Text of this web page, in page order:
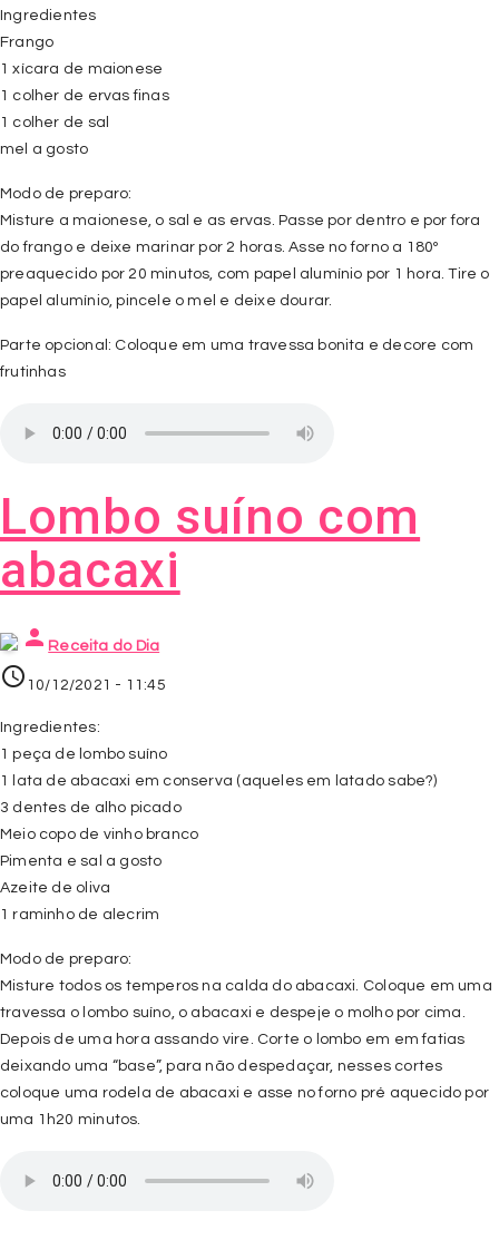
Ingredientes
Frango
1 xícara de maionese
1 colher de ervas finas
1 colher de sal
mel a gosto
Modo de preparo:
Misture a maionese, o sal e as ervas. Passe por dentro e por fora
do frango e deixe marinar por 2 horas. Asse no forno a 180º
preaquecido por 20 minutos, com papel alumínio por 1 hora. Tire o
papel alumínio, pincele o mel e deixe dourar.
Parte opcional: Coloque em uma travessa bonita e decore com
frutinhas
Lombo suíno com
abacaxi
person Receita do Dia
access_time 10/12/2021 - 11:45
Ingredientes:
1 peça de lombo suíno
1 lata de abacaxi em conserva (aqueles em latado sabe?)
3 dentes de alho picado
Meio copo de vinho branco
Pimenta e sal a gosto
Azeite de oliva
1 raminho de alecrim
Modo de preparo:
Misture todos os temperos na calda do abacaxi. Coloque em uma
travessa o lombo suíno, o abacaxi e despeje o molho por cima.
Depois de uma hora assando vire. Corte o lombo em em fatias
deixando uma “base”, para não despedaçar, nesses cortes
coloque uma rodela de abacaxi e asse no forno pré aquecido por
uma 1h20 minutos.